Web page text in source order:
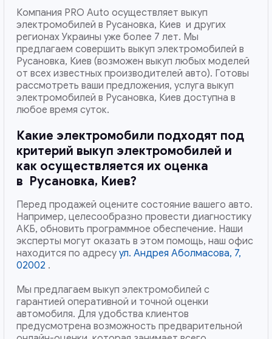
Компания PRO Auto осуществляет выкуп
электромобилей в Русановка, Киев и других
регионах Украины уже более 7 лет. Мы
предлагаем совершить выкуп электромобилей в
Русановка, Киев (возможен выкуп любых моделей
от всех известных производителей авто). Готовы
рассмотреть ваши предложения, услуга выкуп
электромобилей в Русановка, Киев доступна в
любое время суток.
Какие электромобили подходят под
критерий выкуп электромобилей и
как осуществляется их оценка
в Русановка, Киев?
Перед продажей оцените состояние вашего авто.
Например, целесообразно провести диагностику
АКБ, обновить программное обеспечение. Наши
эксперты могут оказать в этом помощь, наш офис
находится по адресу ул. Андрея Аболмасова, 7,
02002 .
Мы предлагаем выкуп электромобилей с
гарантией оперативной и точной оценки
автомобиля. Для удобства клиентов
предусмотрена возможность предварительной